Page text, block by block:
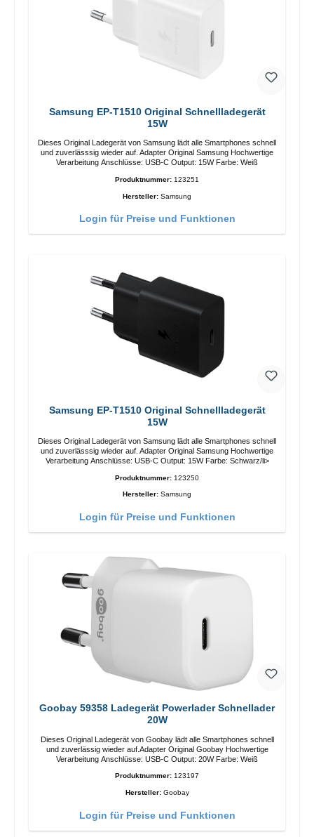
Samsung EP-T1510 Original Schnellladegerät
15W
Dieses Original Ladegerät von Samsung lädt alle Smartphones schnell
und zuverlässsig wieder auf. Adapter Original Samsung Hochwertige
Verarbeitung Anschlüsse: USB-C Output: 15W Farbe: Weiß
Produktnummer: 123251
Hersteller: Samsung
Login für Preise und Funktionen
Samsung EP-T1510 Original Schnellladegerät
15W
Dieses Original Ladegerät von Samsung lädt alle Smartphones schnell
und zuverlässsig wieder auf. Adapter Original Samsung Hochwertige
Verarbeitung Anschlüsse: USB-C Output: 15W Farbe: Schwarz/li>
Produktnummer: 123250
Hersteller: Samsung
Login für Preise und Funktionen
Goobay 59358 Ladegerät Powerlader Schnellader
20W
Dieses Original Ladegerät von Goobay lädt alle Smartphones schnell
und zuverlässig wieder auf.Adapter Original Goobay Hochwertige
Verarbeitung Anschlüsse: USB-C Output: 20W Farbe: Weiß
Produktnummer: 123197
Hersteller: Goobay
Login für Preise und Funktionen